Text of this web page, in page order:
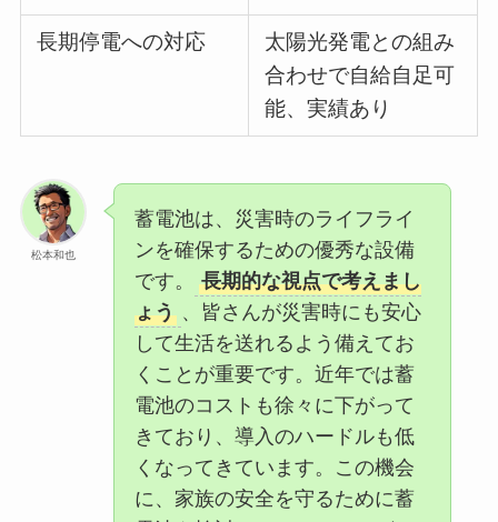
長期停電への対応
太陽光発電との組み
合わせで自給自足可
能、実績あり
松本和也
蓄電池は、災害時のライフライ
ンを確保するための優秀な設備
です。
長期的な視点で考えまし
ょう 、皆さんが災害時にも安心
して生活を送れるよう備えてお
くことが重要です。近年では蓄
電池のコストも徐々に下がって
きており、導入のハードルも低
くなってきています。この機会
に、家族の安全を守るために蓄